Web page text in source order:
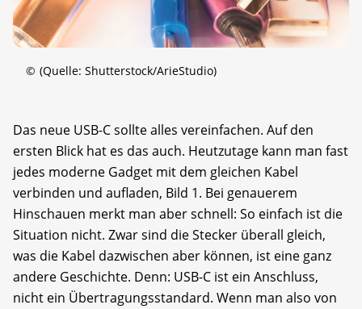
© (Quelle: Shutterstock/ArieStudio)
Das neue USB-C sollte alles vereinfachen. Auf den
ersten Blick hat es das auch. Heutzutage kann man fast
jedes moderne Gadget mit dem gleichen Kabel
verbinden und aufladen, Bild 1. Bei genauerem
Hinschauen merkt man aber schnell: So einfach ist die
Situation nicht. Zwar sind die Stecker überall gleich,
was die Kabel dazwischen aber können, ist eine ganz
andere Geschichte. Denn: USB-C ist ein Anschluss,
nicht ein Übertragungsstandard. Wenn man also von